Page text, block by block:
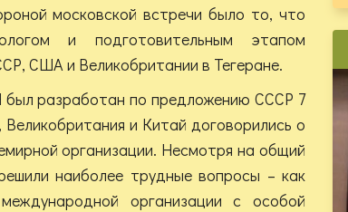
московской встречи было то, что
и подготовительным этапом
США и Великобритании в Тегеране.
разработан по предложению СССР 7
и Китай договорились о
организации. Несмотря на общий
наиболее трудные вопросы – как
организации с особой